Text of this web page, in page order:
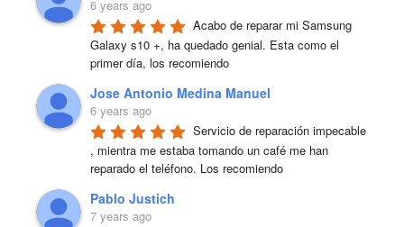
6 years ago
Acabo de reparar mi Samsung
Galaxy s10 +, ha quedado genial. Esta como el
primer día, los recomiendo
Jose Antonio Medina Manuel
6 years ago
Servicio de reparación impecable
, mientra me estaba tomando un café me han
reparado el teléfono. Los recomiendo
Pablo Justich
7 years ago